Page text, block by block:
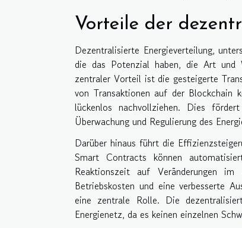
Vorteile der
Dezentralisierte Energieverteilung,
die das Potenzial haben, die Art und
zentraler Vorteil ist die gesteigerte
von Transaktionen auf der Blockchain
lückenlos nachvollziehen. Dies
Überwachung und Regulierung des
Darüber hinaus führt die
Smart Contracts können
Reaktionszeit auf Veränderungen
Betriebskosten und eine verbesserte
eine zentrale Rolle. Die
Energienetz, da es keinen einzelnen